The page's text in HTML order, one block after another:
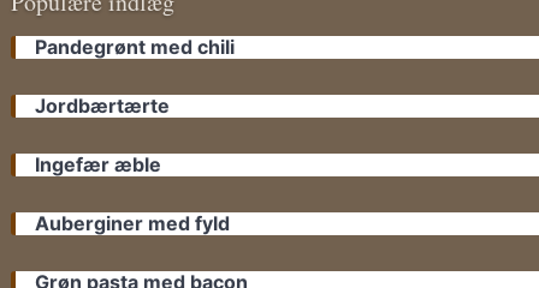
Pandegrønt med chili
Jordbærtærte
Ingefær æble
Auberginer med fyld
Grøn pasta med bacon